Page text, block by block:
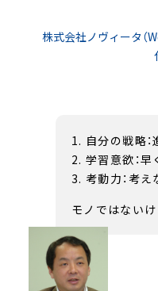
株式会社ノヴィータ（
自分の戦略
学習意欲：
考動力：考
モノではないけ